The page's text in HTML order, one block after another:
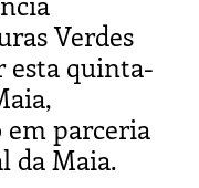
Verdes
esta quinta-
em parceria
da Maia.